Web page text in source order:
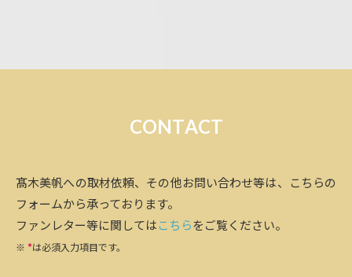
CONTACT
髙木美帆への取材依頼、その他お問い合わせ等は、こちらの
フォームから承っております。
ファンレター等に関してはこちらをご覧ください。
※ *は必須入力項目です。